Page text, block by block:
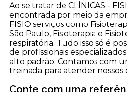
Ao se tratar de CLÍNICAS -
encontrada por meio da
FISIO serviços como
São Paulo, Fisioterapia e
respiratória. Tudo isso só é
de profissionais
alto padrão. Contamos com
treinada para atender nossos
Conte com uma